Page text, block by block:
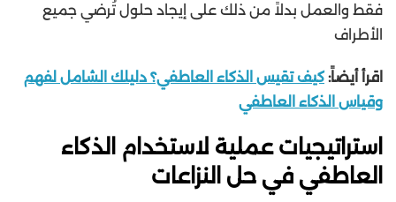
فقط والعمل بدلاً من ذلك على إيجاد حلول تُرضي جميع
الأطراف
اقرأ أيضاً: كيف تقيس الذكاء العاطفي؟ دليلك الشامل لفهم
وقياس الذكاء العاطفي
استراتيجيات عملية لاستخدام الذكاء
العاطفي في حل النزاعات